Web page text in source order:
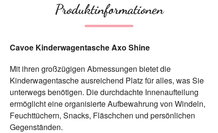
Produktinformationen
Cavoe Kinderwagentasche Axo Shine
Mit ihren großzügigen Abmessungen bietet die
Kinderwagentasche ausreichend Platz für alles, was Sie
unterwegs benötigen. Die durchdachte Innenaufteilung
ermöglicht eine organisierte Aufbewahrung von Windeln,
Feuchttüchern, Snacks, Fläschchen und persönlichen
Gegenständen.